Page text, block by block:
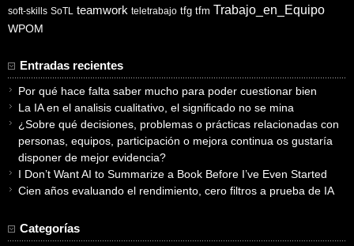
soft-skills SoTL teamwork teletrabajo tfg tfm Trabajo_en_Equipo
WPOM
Entradas recientes
Por qué hace falta saber mucho para poder cuestionar bien
La IA en el analisis cualitativo, el significado no se mina
¿Sobre qué decisiones, problemas o prácticas relacionadas con
personas, equipos, participación o mejora continua os gustaría
disponer de mejor evidencia?
I Don’t Want AI to Summarize a Book Before I’ve Even Started
Cien años evaluando el rendimiento, cero filtros a prueba de IA
Categorías